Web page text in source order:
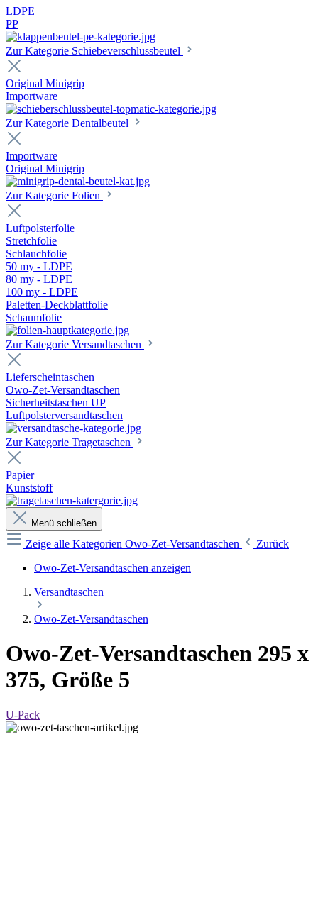
LDPE
PP
Zur Kategorie Schiebeverschlussbeutel
Original Minigrip
Importware
Zur Kategorie Dentalbeutel
Importware
Original Minigrip
Zur Kategorie Folien
Luftpolsterfolie
Stretchfolie
Schlauchfolie
50 my - LDPE
80 my - LDPE
100 my - LDPE
Paletten-Deckblattfolie
Schaumfolie
Zur Kategorie Versandtaschen
Lieferscheintaschen
Owo-Zet-Versandtaschen
Sicherheitstaschen UP
Luftpolsterversandtaschen
Zur Kategorie Tragetaschen
Papier
Kunststoff
Menü schließen
Zeige alle Kategorien Owo-Zet-Versandtaschen
Zurück
Owo-Zet-Versandtaschen anzeigen
Versandtaschen
Owo-Zet-Versandtaschen
Owo-Zet-Versandtaschen 295 x
375, Größe 5
U-Pack